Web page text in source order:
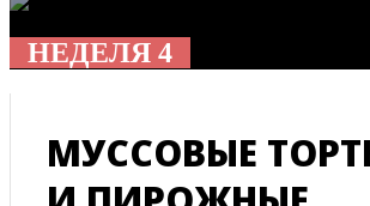
НЕДЕЛЯ 4
МУССОВЫЕ